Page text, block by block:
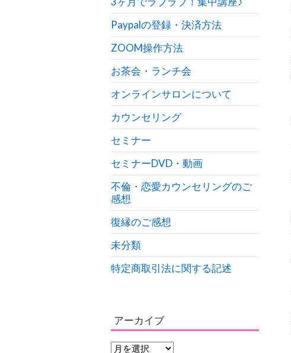
Paypalの登録・決済方法
ZOOM操作方法
お茶会・ランチ会
オンラインサロンについて
カウンセリング
セミナー
セミナーDVD・動画
不倫・恋愛カウンセリングのご
感想
復縁のご感想
未分類
特定商取引法に関する記述
アーカイブ
ア